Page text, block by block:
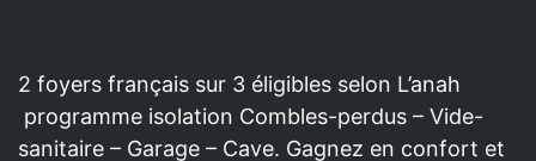
2 foyers français sur 3 éligibles selon L’anah
programme isolation Combles-perdus – Vide-
sanitaire – Garage – Cave. Gagnez en confort et